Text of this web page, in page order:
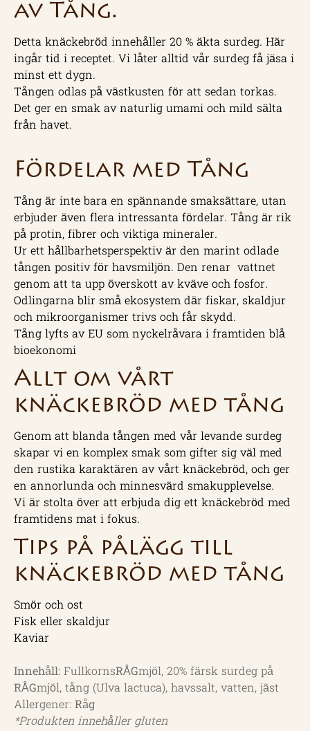
av Tång.
Detta knäckebröd innehåller 20 % äkta surdeg. Här
ingår tid i receptet. Vi låter alltid vår surdeg få jäsa i
minst ett dygn.
Tången odlas på västkusten för att sedan torkas.
Det ger en smak av naturlig umami och mild sälta
från havet.
Fördelar med Tång
Tång är inte bara en spännande smaksättare, utan
erbjuder även flera intressanta fördelar. Tång är rik
på protin, fibrer och viktiga mineraler.
Ur ett hållbarhetsperspektiv är den marint odlade
tången positiv för havsmiljön. Den renar vattnet
genom att ta upp överskott av kväve och fosfor.
Odlingarna blir små ekosystem där fiskar, skaldjur
och mikroorganismer trivs och får skydd.
Tång lyfts av EU som nyckelråvara i framtiden blå
bioekonomi
Allt om vårt
knäckebröd med tång
Genom att blanda tången med vår levande surdeg
skapar vi en komplex smak som gifter sig väl med
den rustika karaktären av vårt knäckebröd, och ger
en annorlunda och minnesvärd smakupplevelse.
Vi är stolta över att erbjuda dig ett knäckebröd med
framtidens mat i fokus.
Tips på pålägg till
knäckebröd med tång
Smör och ost
Fisk eller skaldjur
Kaviar
Innehåll: FullkornsRÅGmjöl, 20% färsk surdeg på
RÅGmjöl, tång (Ulva lactuca), havssalt, vatten, jäst
Allergener: Råg
*Produkten innehåller gluten